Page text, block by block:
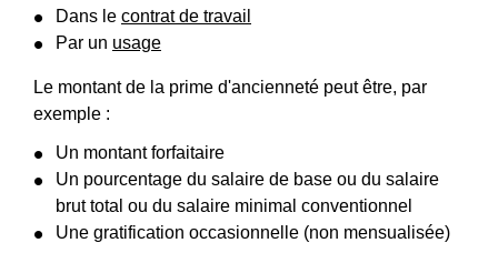
Dans le contrat de travail
Par un usage
Le montant de la prime d'ancienneté peut être, par
exemple :
Un montant forfaitaire
Un pourcentage du salaire de base ou du salaire
brut total ou du salaire minimal conventionnel
Une gratification occasionnelle (non mensualisée)